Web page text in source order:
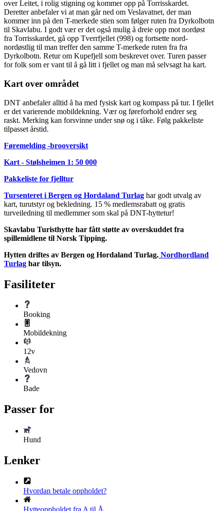
over Leitet, i rolig stigning og kommer opp på Torrisskardet.
Deretter anbefaler vi at man går ned om Veslavatnet, der man
kommer inn på den T-merkede stien som følger ruten fra Dyrkolbotn
til Skavlabu. I godt vær er det også mulig å dreie opp mot nordøst
fra Torrisskardet, gå opp Tverrfjellet (998) og fortsette nord-
nordøstlig til man treffer den samme T-merkede ruten fra fra
Dyrkolbotn. Retur om Kupefjell som beskrevet over. Turen passer
for folk som er vant til å gå litt i fjellet og man må selvsagt ha kart.
Kart over området
DNT anbefaler alltid å ha med fysisk kart og kompass på tur. I fjellet
er det varierende mobildekning. Vær og føreforhold endrer seg
raskt. Merking kan forsvinne under snø og i tåke. Følg pakkeliste
tilpasset årstid.
Føremelding -brooversikt
Kart - Stølsheimen 1: 50 000
Pakkeliste for fjelltur
Tursenteret i Bergen og Hordaland Turlag har godt utvalg av
kart, turutstyr og bekledning. 15 % medlemsrabatt og gratis
turveiledning til medlemmer som skal på DNT-hyttetur!
Skavlabu Turisthytte har fått støtte av overskuddet fra
spillemidlene til Norsk Tipping.
Hytten driftes av Bergen og Hordaland Turlag. Nordhordland
Turlag har tilsyn.
Fasiliteter
Booking
Mobildekning
12v
Vedovn
Bade
Passer for
Hund
Lenker
Hvordan betale oppholdet?